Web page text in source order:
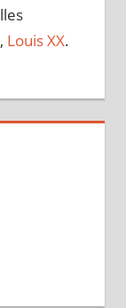
Louis XX.